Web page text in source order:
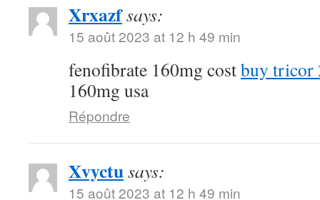
Xrxazfsays:
15 août 2023 at 12 h 49 min
fenofibrate 160mg costbuy tricor
160mg usa
Répondre
Xvyctusays:
15 août 2023 at 12 h 49 min